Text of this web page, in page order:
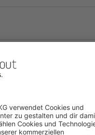
und robust